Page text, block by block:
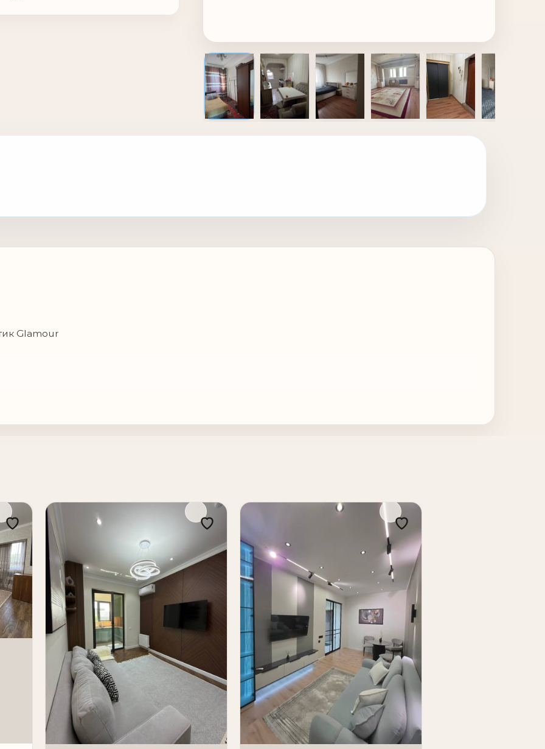
1 / 9
Glamour
востребованных локаций района. Удобная планировка, готовое состояние и развитая
как для проживания, так и для инвестиции.
в одной из самых востребованных и центральных локаций города, обратите внимание
— улица Нукусская и бутик Glamour. Это район с устойчиво высоким спросом,
доступностью.
квартиры в Ташкенте как для проживания, так и для инвестиций, такие локации всегда
квартиры в Ташкенте, квартиры Ташкента, купить квартиру в Ташкенте, продажа квартир
в Ташкенте, купить квартиру Ташкент, квартира Мирабадский район, квартира на
Ташкент, купить квартиру в Мирабаде, 3-комнатная квартира в Ташкенте, купить 3-
с ремонтом Ташкент, квартира с мебелью и техникой Ташкент, инвестиционная квартира
расположена на 6 этаже 9-этажного дома.
и функциональный формат для семьи, позволяющий грамотно организовать жилое
гостиная и практичная кухня. Формат 3-комнатной квартиры остаётся одним из
поскольку подходит как для проживания, так и для сдачи в аренду.